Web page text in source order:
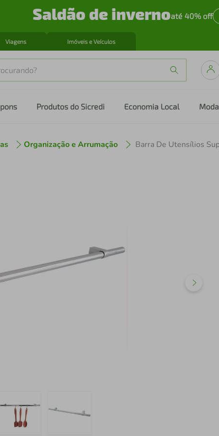
Saldão de invernoaté 40% off
Viagens Imóveis e Veículos
Produtos do Sicredi Economia Local Moda
Organização e Arrumação